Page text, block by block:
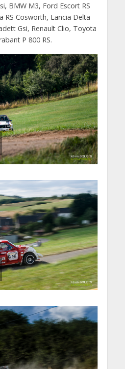
BMW M3, Ford Escort RS
RS Cosworth, Lancia Delta
Gsi, Renault Clio, Toyota
P 800 RS.